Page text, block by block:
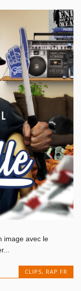
image avec le
CLIPS, RAP FR